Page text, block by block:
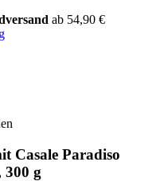
ab 54,90 €
Casale Paradiso
300 g